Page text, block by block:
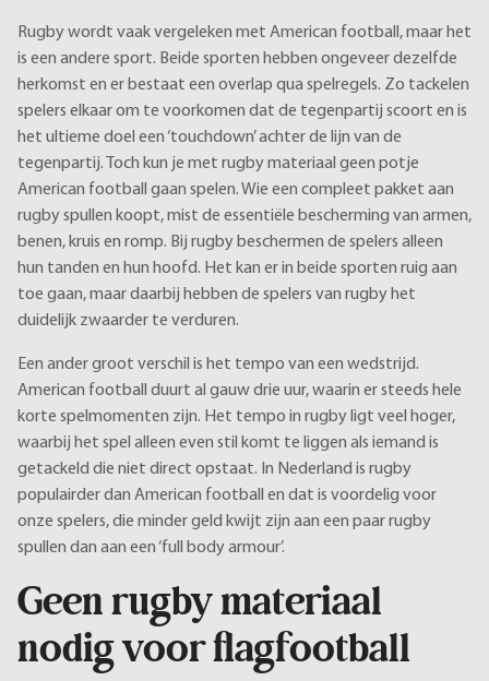
Rugby wordt vaak vergeleken met American football, maar het
is een andere sport. Beide sporten hebben ongeveer dezelfde
herkomst en er bestaat een overlap qua spelregels. Zo tackelen
spelers elkaar om te voorkomen dat de tegenpartij scoort en is
het ultieme doel een ‘touchdown’ achter de lijn van de
tegenpartij. Toch kun je met rugby materiaal geen potje
American football gaan spelen. Wie een compleet pakket aan
rugby spullen koopt, mist de essentiële bescherming van armen,
benen, kruis en romp. Bij rugby beschermen de spelers alleen
hun tanden en hun hoofd. Het kan er in beide sporten ruig aan
toe gaan, maar daarbij hebben de spelers van rugby het
duidelijk zwaarder te verduren.
Een ander groot verschil is het tempo van een wedstrijd.
American football duurt al gauw drie uur, waarin er steeds hele
korte spelmomenten zijn. Het tempo in rugby ligt veel hoger,
waarbij het spel alleen even stil komt te liggen als iemand is
getackeld die niet direct opstaat. In Nederland is rugby
populairder dan American football en dat is voordelig voor
onze spelers, die minder geld kwijt zijn aan een paar rugby
spullen dan aan een ‘full body armour’.
Geen rugby materiaal
nodig voor flagfootball